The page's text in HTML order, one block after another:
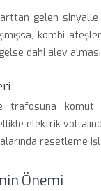
gelen
kombi
dahi alev
trafosuna komut
elektrik
resetleme
Önemi